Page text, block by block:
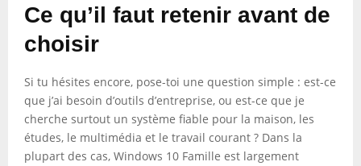
Ce qu’il faut retenir avant de
choisir
Si tu hésites encore, pose-toi une question simple : est-ce
que j’ai besoin d’outils d’entreprise, ou est-ce que je
cherche surtout un système fiable pour la maison, les
études, le multimédia et le travail courant ? Dans la
plupart des cas, Windows 10 Famille est largement